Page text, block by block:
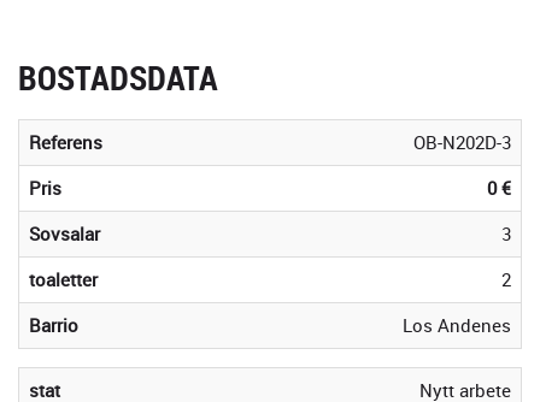
BOSTADSDATA
Referens
OB-N202D-3
Pris
0 €
Sovsalar
3
toaletter
2
Barrio
Los Andenes
stat
Nytt arbete